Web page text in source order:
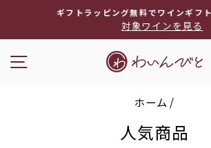
ス
イ
ョ
ー
を
ギフトラッピング無料でワインギフト
対象ワインを見る
ホーム /
人気商品